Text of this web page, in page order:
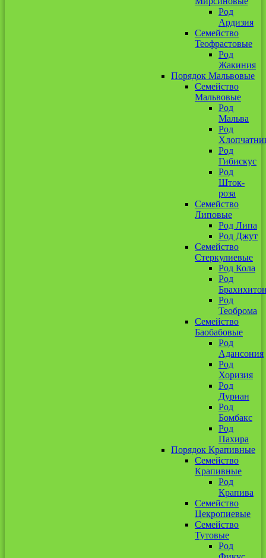
Род
Ардизия
Семейство
Теофрастовые
Род
Жакиния
Порядок Мальвовые
Семейство
Мальвовые
Род
Мальва
Род
Род
Гибискус
Род
Шток-
роза
Семейство
Липовые
Род Липа
Род Джут
Семейство
Стеркулиевые
Род Кола
Род
Род
Теоброма
Семейство
Баобабовые
Род
Адансония
Род
Хоризия
Род
Дуриан
Род
Бомбакс
Род
Пахира
Порядок Крапивные
Семейство
Крапивные
Род
Крапива
Семейство
Цекропиевые
Семейство
Тутовые
Род